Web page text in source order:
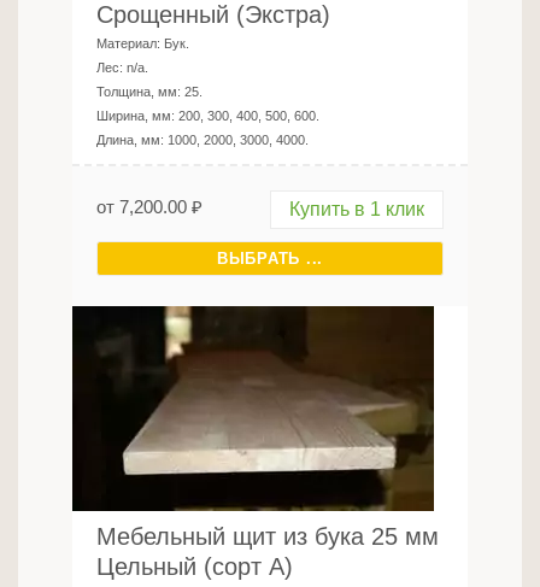
Срощенный (Экстра)
Материал: Бук
Лес: n/a
Толщина, мм: 25
Ширина, мм: 200, 300, 400, 500, 600
Длина, мм: 1000, 2000, 3000, 4000
от 7,200.00 ₽ Купить в 1 клик
ВЫБРАТЬ ...
Мебельный щит из бука 25 мм
Цельный (сорт А)